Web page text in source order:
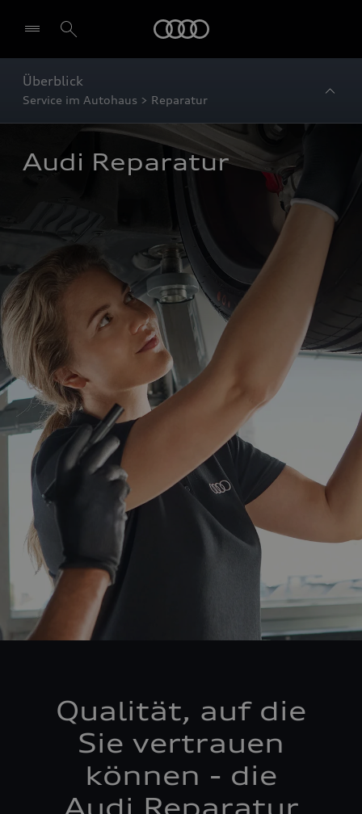
Überblick
Service im Autohaus > Reparatur
Audi Reparatur
Qualität, auf die
Sie vertrauen
können - die